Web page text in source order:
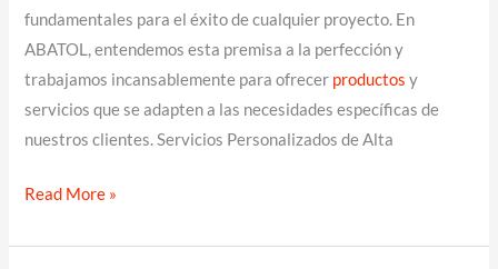
fundamentales para el éxito de cualquier proyecto. En
ABATOL, entendemos esta premisa a la perfección y
trabajamos incansablemente para ofrecer productos y
servicios que se adapten a las necesidades específicas de
nuestros clientes. Servicios Personalizados de Alta
ABATOL:
y
Read More »